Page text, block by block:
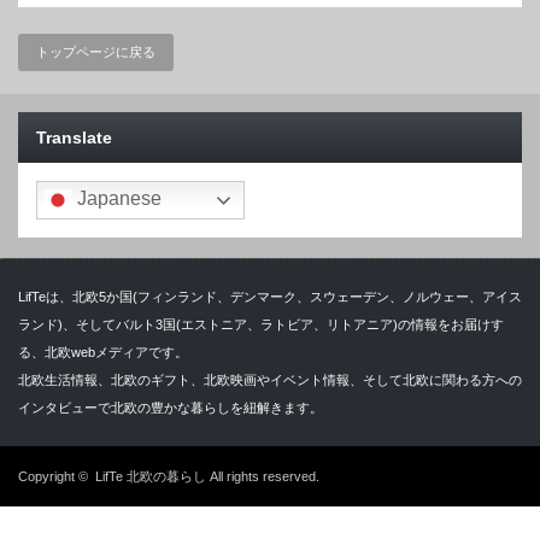
トップページに戻る
Translate
Japanese
LifTeは、北欧5か国(フィンランド、デンマーク、スウェーデン、ノルウェー、アイス
ランド)、そしてバルト3国(エストニア、ラトビア、リトアニア)の情報をお届けす
る、北欧webメディアです。
北欧生活情報、北欧のギフト、北欧映画やイベント情報、そして北欧に関わる方への
インタビューで北欧の豊かな暮らしを紐解きます。
Copyright © LifTe 北欧の暮らし All rights reserved.